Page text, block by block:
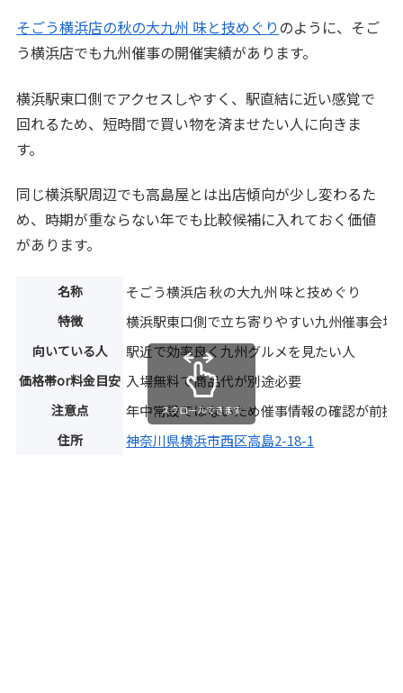
そごう横浜店の秋の大九州 味と技めぐりのように、そご
う横浜店でも九州催事の開催実績があります。
横浜駅東口側でアクセスしやすく、駅直結に近い感覚で
回れるため、短時間で買い物を済ませたい人に向きま
す。
同じ横浜駅周辺でも高島屋とは出店傾向が少し変わるた
め、時期が重ならない年でも比較候補に入れておく価値
があります。
名称 そごう横浜店 秋の大九州 味と技めぐり
特徴 横浜駅東口側で立ち寄りやすい九州催事会場
向いている人 駅近で効率良く九州グルメを見たい人
価格帯or料金目安 入場無料で商品代が別途必要
注意点 年中常設ではないため催事情報の確認が前提
住所 神奈川県横浜市西区高島2-18-1
スクロールできます